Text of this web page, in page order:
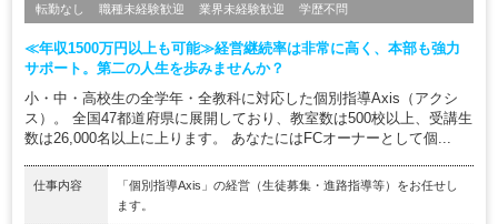
転勤なし 職種未経験歓迎 業界未経験歓迎 学歴不問
≪年収1500万円以上も可能≫経営継続率は非常に高く、本部も強力
サポート。第二の人生を歩みませんか？
小・中・高校生の全学年・全教科に対応した個別指導Axis（アクシ
ス）。 全国47都道府県に展開しており、教室数は500校以上、受講生
数は26,000名以上に上ります。 あなたにはFCオーナーとして個...
仕事内容
「個別指導Axis」の経営（生徒募集・進路指導等）をお任せし
ます。